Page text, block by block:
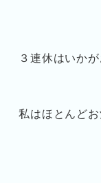
３連休はいか
私はほとんど